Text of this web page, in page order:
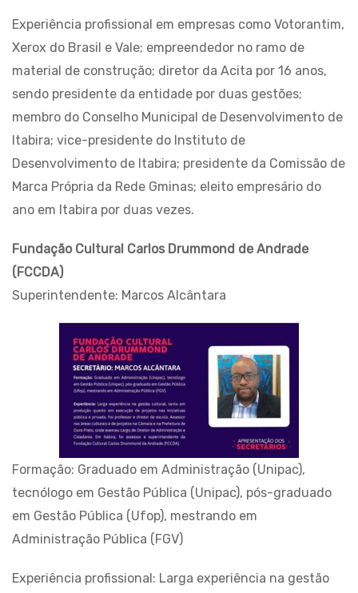
Experiência profissional em empresas como Votorantim,
Xerox do Brasil e Vale; empreendedor no ramo de
material de construção; diretor da Acita por 16 anos,
sendo presidente da entidade por duas gestões;
membro do Conselho Municipal de Desenvolvimento de
Itabira; vice-presidente do Instituto de
Desenvolvimento de Itabira; presidente da Comissão de
Marca Própria da Rede Gminas; eleito empresário do
ano em Itabira por duas vezes.
Fundação Cultural Carlos Drummond de Andrade
(FCCDA)
Superintendente: Marcos Alcântara
Formação: Graduado em Administração (Unipac),
tecnólogo em Gestão Pública (Unipac), pós-graduado
em Gestão Pública (Ufop), mestrando em
Administração Pública (FGV)
Experiência profissional: Larga experiência na gestão